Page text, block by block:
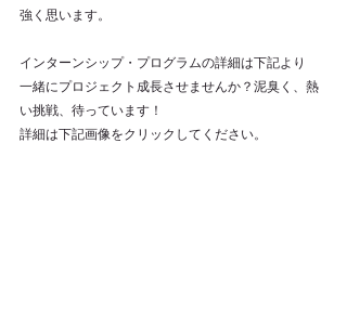
強く思います。
インターンシップ・プログラムの詳細は下記より
一緒にプロジェクト成長させませんか？泥臭く、熱
い挑戦、待っています！
詳細は下記画像をクリックしてください。